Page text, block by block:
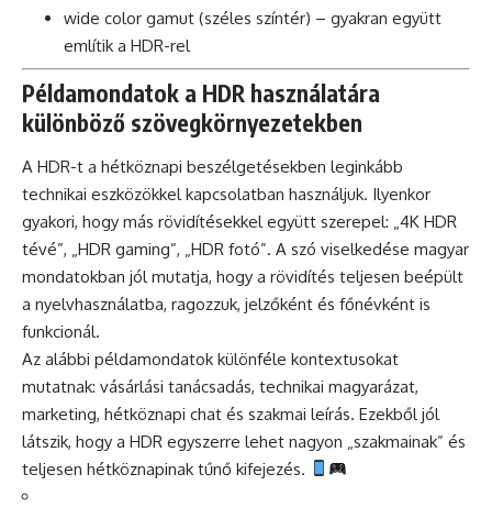
wide color gamut (széles színtér) – gyakran együtt
említik a HDR-rel
Példamondatok a HDR használatára
különböző szövegkörnyezetekben
A HDR-t a hétköznapi beszélgetésekben leginkább
technikai eszközökkel kapcsolatban használjuk. Ilyenkor
gyakori, hogy más rövidítésekkel együtt szerepel: „4K HDR
tévé”, „HDR gaming”, „HDR fotó”. A szó viselkedése magyar
mondatokban jól mutatja, hogy a rövidítés teljesen beépült
a nyelvhasználatba, ragozzuk, jelzőként és főnévként is
funkcionál.
Az alábbi példamondatok különféle kontextusokat
mutatnak: vásárlási tanácsadás, technikai magyarázat,
marketing, hétköznapi chat és szakmai leírás. Ezekből jól
látszik, hogy a HDR egyszerre lehet nagyon „szakmainak” és
teljesen hétköznapinak tűnő kifejezés.